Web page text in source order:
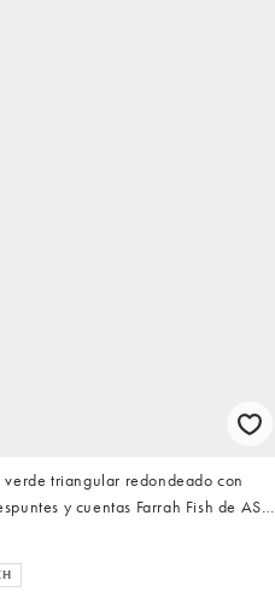
verde triangular redondeado con
y cuentas Farrah Fish de ASOS